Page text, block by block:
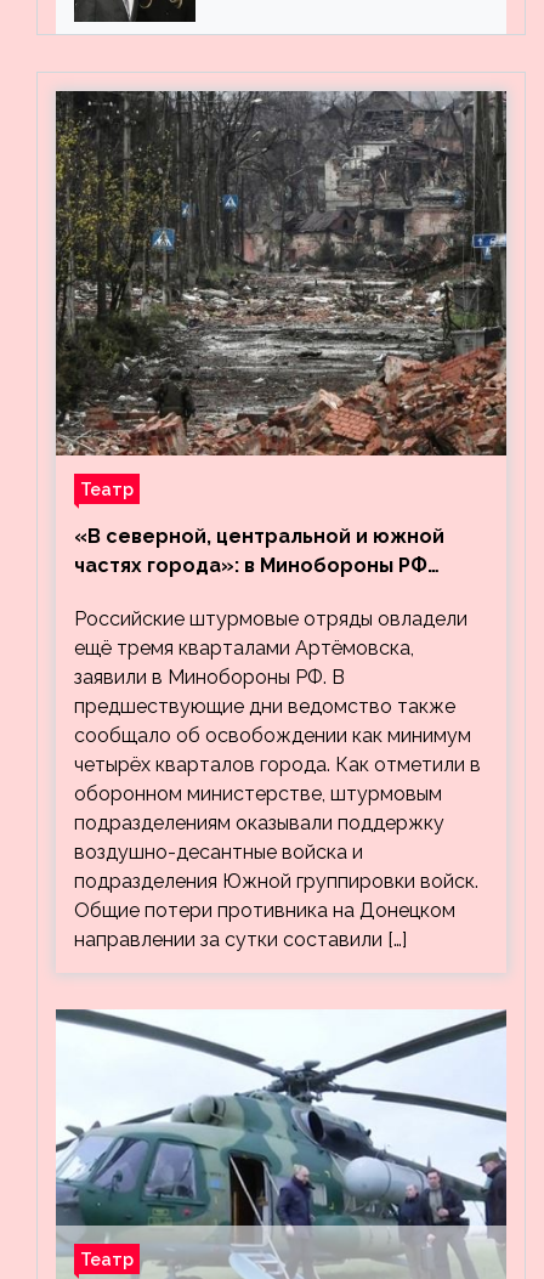
Театр
«В северной, центральной и южной
частях города»: в Минобороны РФ
кварталов Артёмовска
Российские штурмовые отряды овладели
ещё тремя кварталами Артёмовска,
заявили в Минобороны РФ. В
предшествующие дни ведомство также
сообщало об освобождении как минимум
четырёх кварталов города. Как отметили в
оборонном министерстве, штурмовым
подразделениям оказывали поддержку
воздушно-десантные войска и
подразделения Южной группировки войск.
Общие потери противника на Донецком
направлении за сутки составили […]
Театр